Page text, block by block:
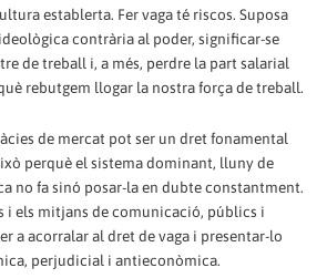
establerta. Fer vaga té riscos. Suposa
contrària al poder, significar-se
de treball i, a més, perdre la part salarial
rebutgem llogar la nostra força de treball.
de mercat pot ser un dret fonamental
perquè el sistema dominant, lluny de
no fa sinó posar-la en dubte constantment.
i els mitjans de comunicació, públics i
a acorralar al dret de vaga i presentar-lo
perjudicial i antieconòmica.